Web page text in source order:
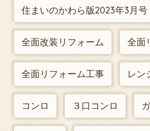
住まいのかわら版2023年3月号
全面改装リフォーム 全面
全面リフォーム工事 レン
コンロ ３口コンロ